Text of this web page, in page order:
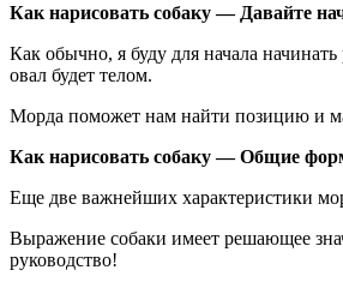
Как нарисовать собаку — Давайте
Как обычно, я буду для начала
овал будет телом.
Морда поможет нам найти позицию и
Как нарисовать собаку — Общие
Еще две важнейших характеристики
Выражение собаки имеет решающее
руководство!